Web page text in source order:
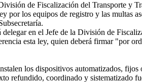
de Fiscalización del Transporte y
por los equipos de registro y las multas
en el Jefe de la División de
esta ley, quien deberá firmar "por
los dispositivos automatizados,
refundido, coordinado y sistematizado